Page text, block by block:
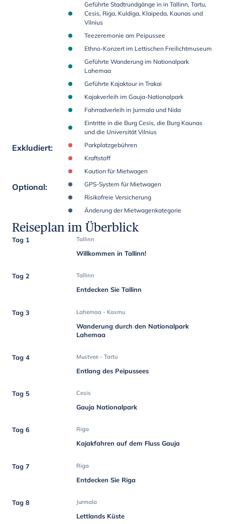
Geführte Stadtrundgänge in in Tallinn, Tartu,
Cesis, Riga, Kuldiga, Klaipeda, Kaunas und
Vilnius
Teezeremonie am Peipussee
Ethno-Konzert im Lettischen Freilichtmuseum
Geführte Wanderung im Nationalpark
Lahemaa
Geführte Kajaktour in Trakai
Kajakverleih im Gauja-Nationalpark
Fahrradverleih in Jurmala und Nida
Eintritte in die Burg Cesis, die Burg Kaunas
und die Universität Vilnius
Exkludiert:
Parkplatzgebühren
Kraftstoff
Kaution für Mietwagen
Optional:
GPS-System für Mietwagen
Risikofreie Versicherung
Änderung der Mietwagenkategorie
Reiseplan im Überblick
Tag 1 Tallinn
Willkommen in Tallinn!
Tag 2 Tallinn
Entdecken Sie Tallinn
Tag 3 Lahemaa - Kasmu
Wanderung durch den Nationalpark
Lahemaa
Tag 4 Mustvee - Tartu
Entlang des Peipussees
Tag 5 Cesis
Gauja Nationalpark
Tag 6 Riga
Kajakfahren auf dem Fluss Gauja
Tag 7 Riga
Entdecken Sie Riga
Tag 8 Jurmala
Lettlands Küste